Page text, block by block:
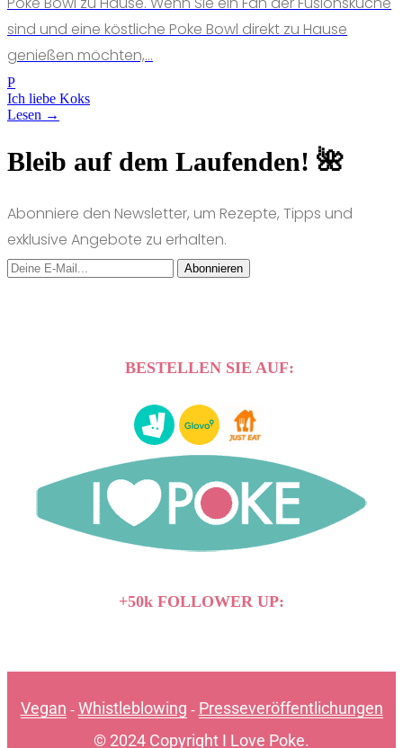
sind und eine köstliche Poke Bowl direkt zu Hause
genießen möchten,...
P
Ich liebe Koks
Lesen →
Bleib auf dem Laufenden! 🌺
Abonniere den Newsletter, um Rezepte, Tipps und
exklusive Angebote zu erhalten.
Abonnieren
BESTELLEN SIE AUF:
+50k FOLLOWER UP:
Vegan - Whistleblowing - Presseveröffentlichungen
© 2024 Copyright I Love Poke.